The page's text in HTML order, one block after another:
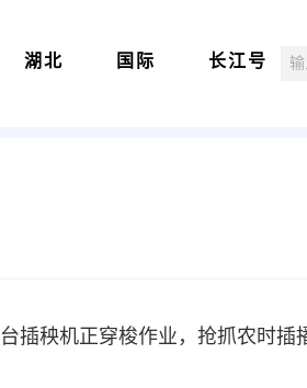
湖北 国际 长江号
插秧机正穿梭作业，抢抓农时插